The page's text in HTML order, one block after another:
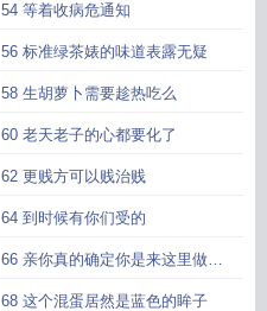
54 等着收病危通知
56 标准绿茶婊的味道表露无疑
58 生胡萝卜需要趁热吃么
60 老天老子的心都要化了
62 更贱方可以贱治贱
64 到时候有你们受的
66 亲你真的确定你是来这里做客
服的么
68 这个混蛋居然是蓝色的眸子